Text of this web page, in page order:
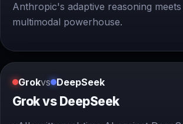
Anthropic's adaptive reasoning
multimodal powerhouse.
Grokvs DeepSeek
Grok vs DeepSeek